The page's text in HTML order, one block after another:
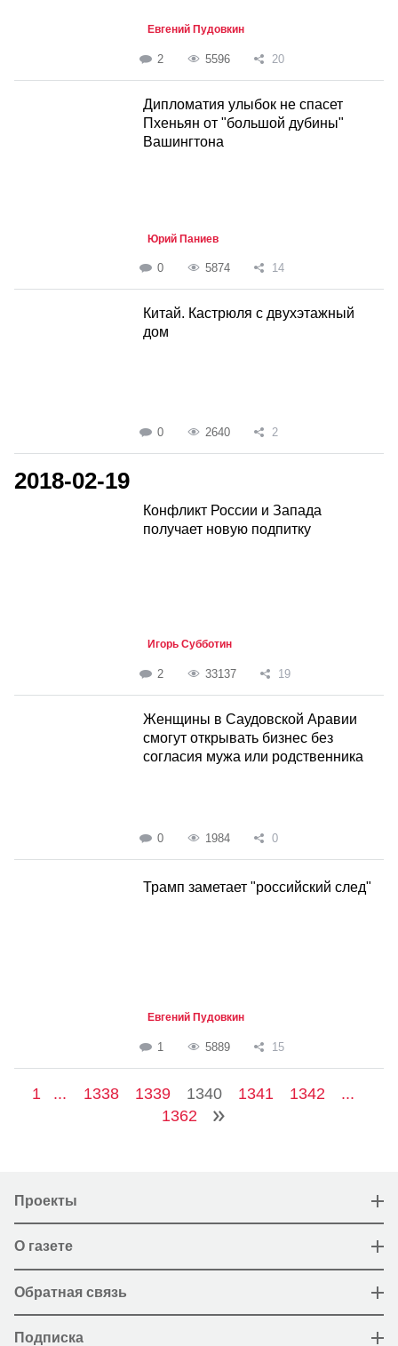
Евгений Пудовкин
2 5596 20
Дипломатия улыбок не спасет
Пхеньян от "большой дубины"
Вашингтона
Юрий Паниев
0 5874 14
Китай. Кастрюля с двухэтажный
дом
0 2640 2
2018-02-19
Конфликт России и Запада
получает новую подпитку
Игорь Субботин
2 33137 19
Женщины в Саудовской Аравии
смогут открывать бизнес без
согласия мужа или родственника
0 1984 0
Трамп заметает "российский след"
Евгений Пудовкин
1 5889 15
1 ... 1338 1339 1340 1341 1342
...
1362
Проекты
О газете
Обратная связь
Подписка